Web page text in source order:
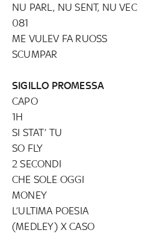
NU PARL, NU SENT, NU VEC
081
ME VULEV FA RUOSS
SCUMPAR
SIGILLO PROMESSA
CAPO
1H
SI STAT’ TU
SO FLY
2 SECONDI
CHE SOLE OGGI
MONEY
L’ULTIMA POESIA
(MEDLEY) X CASO